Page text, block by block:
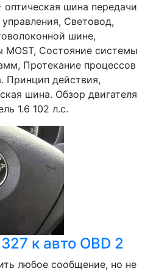
шина передачи
Световод,
шине,
MOST, Состояние системы
Протекание процессов
Принцип действия,
шина. Обзор двигателя
1.6 102 л.с.
к авто OBD 2
любое сообщение, но не